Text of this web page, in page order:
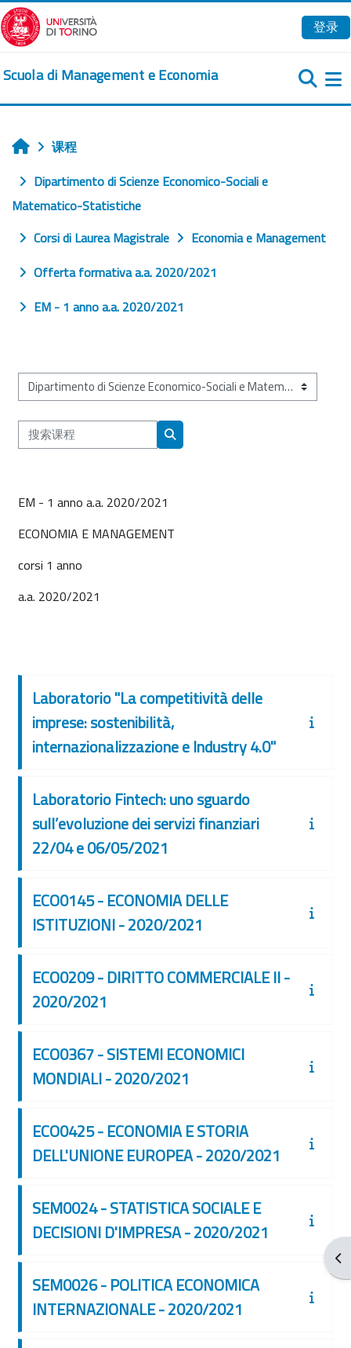
跳到主要内容
登录
Scuola di Management e Economia
打
首页课程
Dipartimento di Scienze Economico-Sociali e
Matematico-Statistiche
Corsi di Laurea Magistrale
Economia e Management
Offerta formativa a.a. 2020/2021
EM - 1 anno a.a. 2020/2021
课程类别
搜索课程
搜索课程
EM - 1 anno a.a. 2020/2021
ECONOMIA E MANAGEMENT
corsi 1 anno
a.a. 2020/2021
Laboratorio "La competitività delle
imprese: sostenibilità,
internazionalizzazione e Industry 4.0"
Laboratorio Fintech: uno sguardo
sull’evoluzione dei servizi finanziari
22/04 e 06/05/2021
ECO0145 - ECONOMIA DELLE
ISTITUZIONI - 2020/2021
ECO0209 - DIRITTO COMMERCIALE II -
2020/2021
ECO0367 - SISTEMI ECONOMICI
MONDIALI - 2020/2021
ECO0425 - ECONOMIA E STORIA
DELL'UNIONE EUROPEA - 2020/2021
SEM0024 - STATISTICA SOCIALE E
DECISIONI D'IMPRESA - 2020/2021
SEM0026 - POLITICA ECONOMICA
INTERNAZIONALE - 2020/2021